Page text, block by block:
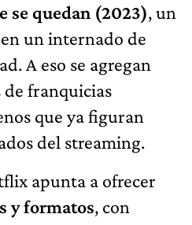
se quedan (2023), un
un internado de
A eso se agregan
franquicias
que ya figuran
del streaming.
apunta a ofrecer
y formatos, con